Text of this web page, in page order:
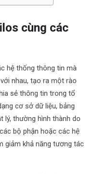
cùng các
hệ thống thông tin mà
nhau, tạo ra một rào
sẻ thông tin trong tổ
cơ sở dữ liệu, bảng
lý, thường hình thành do
bộ phận hoặc các hệ
giảm khả năng tương tác